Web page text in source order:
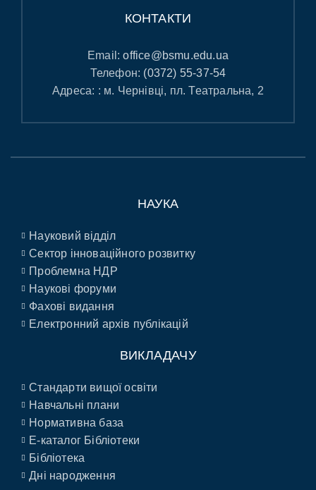
КОНТАКТИ
Email:office@bsmu.edu.ua
Телефон: (0372) 55-37-54
Адреса: : м. Чернівці, пл. Театральна, 2
НАУКА
Науковий відділ
Сектор інноваційного розвитку
Проблемна НДР
Наукові форуми
Фахові видання
Електронний архів публікацій
ВИКЛАДАЧУ
Стандарти вищої освіти
Навчальні плани
Нормативна база
E-каталог Бібліотеки
Бібліотека
Дні народження